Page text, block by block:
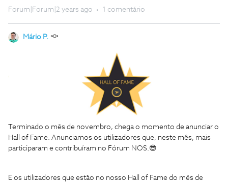
Forum|Forum|2 years ago 1 comentário
Mário P.
Terminado o mês de novembro, chega o momento de anunciar o
Hall of Fame. Anunciamos os utilizadores que, neste mês, mais
participaram e contribuíram no Fórum NOS.😎
E os utilizadores que estão no nosso Hall of Fame do mês de